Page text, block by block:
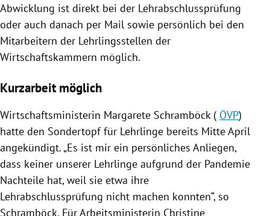
Abwicklung ist direkt bei der Lehrabschlussprüfung
oder auch danach per Mail sowie persönlich bei den
Mitarbeitern der Lehrlingsstellen der
Wirtschaftskammern möglich.
Kurzarbeit möglich
Wirtschaftsministerin Margarete Schramböck( ÖVP)
hatte den Sondertopffür Lehrlinge bereits Mitte April
angekündigt. „Es ist mir ein persönliches Anliegen,
dass keiner unserer Lehrlinge aufgrund der Pandemie
Nachteile hat, weil sie etwa ihre
Lehrabschlussprüfung nicht machen konnten“, so
Schramböck. Für Arbeitsministerin Christine